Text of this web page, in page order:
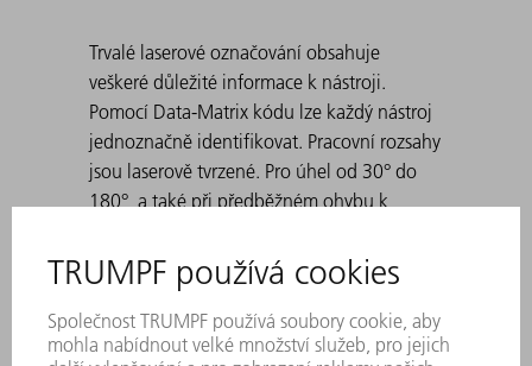
Trvalé laserové označování obsahuje
veškeré důležité informace k nástroji.
Pomocí Data-Matrix kódu lze každý nástroj
jednoznačně identifikovat. Pracovní rozsahy
jsou laserově tvrzené. Pro úhel od 30° do
180°, a také při předběžném ohybu k
provedení a provedení s poloměrem 3 Při
vytváření špičatých ohybů s 30° matricemi
může dojít k tomu, že se ohnutý plech
vzpříčí v matrici. Vyrážecí pomůcky TRUMPF